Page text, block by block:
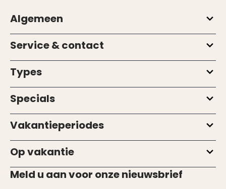
Algemeen
Service & contact
Types
Specials
Vakantieperiodes
Op vakantie
Meld u aan voor onze nieuwsbrief